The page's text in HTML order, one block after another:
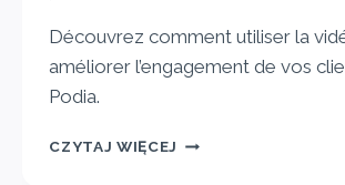
Découvrez comment utiliser la
améliorer l’engagement de vos
Podia.
CZYTAJ WIĘCEJ